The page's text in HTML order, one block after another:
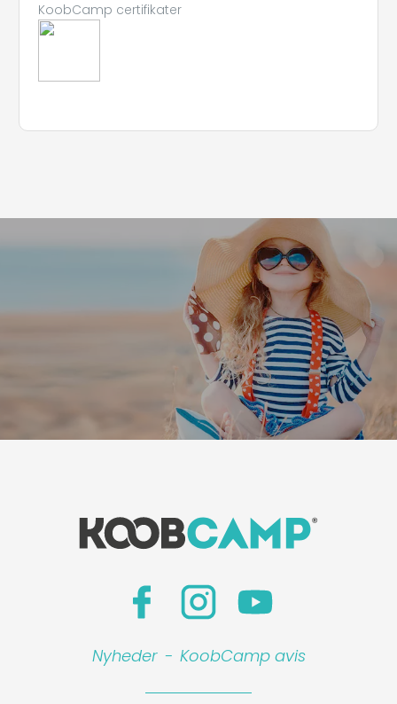
KoobCamp certifikater
Nyheder - KoobCamp avis